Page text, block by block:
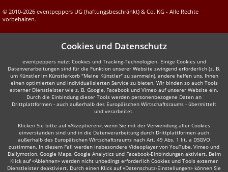
© 2010-2026 eventpeppers UG (haftungsbeschränkt) & Co. KG - Alle Rechte
vorbehalten.
Cookies und Datenschutz
eventpeppers nutzt Cookies und Tracking-Technologien. Einige Cookies und
Datenverarbeitungen sind für die Funktion unserer Website zwingend erforderlich (z. B.
um Künstler im Künstlerkorb "Meine Künstler" zu sammeln), andere helfen uns, Ihnen
einen optimierten und individualisierten Service zu bieten. Wir binden so auch Tools
externer Dienstleister wie z. B. Google, Facebook und Vimeo auf unserer Website ein.
Durch die Einbindung dieser Tools werden personenbezogene Daten an
Drittplattformen - auch außerhalb des Europäischen Wirtschaftsraums - übermittelt
und verarbeitet.
Klicken Sie bitte auf «Akzeptieren», wenn Sie mit der Verwendung aller Cookies
einverstanden sind und in die Datenverarbeitung durch Drittplattformen auch
außerhalb des Europäischen Wirtschaftsraums nach Art. 49 Abs. 1 lit. a DSGVO
zustimmen. In diesem Fall werden insbesondere Videoplayer von YouTube, Vimeo und
Dailymotion, Google Maps, Google Analytics und Facebook-Einbindungen aktiviert. Beim
Klick auf «Ablehnen» werden nicht unbedingt erforderlich Cookies und Tools externer
Dienstleister deaktiviert. Durch einen Klick auf «Datenschutz-Einstellungen» können Sie